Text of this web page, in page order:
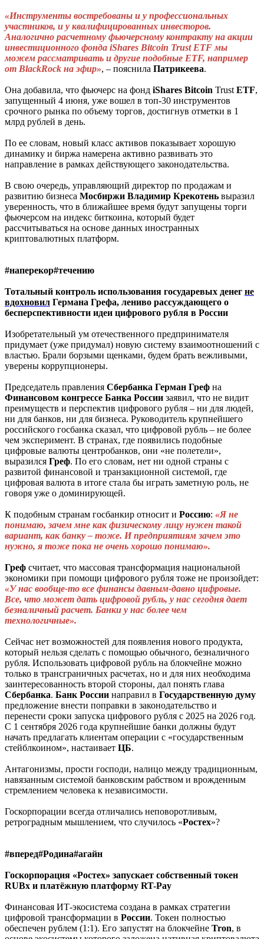
«Инструменты востребованы и у профессиональных
участников, и у квалифицированных инвесторов.
Аналогично расчетному фьючерсному контракту на акции
инвестиционного фонда iShares Bitcoin Trust ETF мы
можем рассматривать и другие подобные ETF, например
от BlackRock на эфир», – пояснила Патрикеева.
Она добавила, что фьючерс на фонд iShares Bitcoin Trust ETF,
запущенный 4 июня, уже вошел в топ-30 инструментов
срочного рынка по объему торгов, достигнув отметки в 1
млрд рублей в день.
По ее словам, новый класс активов показывает хорошую
динамику и биржа намерена активно развивать это
направление в рамках действующего законодательства.
В свою очередь, управляющий директор по продажам и
развитию бизнеса Мосбиржи Владимир Крекотень выразил
уверенность, что в ближайшее время будут запущены торги
фьючерсом на индекс биткоина, который будет
рассчитываться на основе данных иностранных
криптовалютных платформ.
#наперекор#течению
Тотальный контроль использования государевых денег не
вдохновил Германа Грефа, лениво рассуждающего о
бесперспективности идеи цифрового рубля в России
Изобретательный ум отечественного предпринимателя
придумает (уже придумал) новую систему взаимоотношений с
властью. Брали борзыми щенками, будем брать вежливыми,
уверены коррупционеры.
Председатель правления Сбербанка Герман Греф на
Финансовом конгрессе Банка России заявил, что не видит
преимуществ и перспектив цифрового рубля – ни для людей,
ни для банков, ни для бизнеса. Руководитель крупнейшего
российского госбанка сказал, что цифровой рубль – не более
чем эксперимент. В странах, где появились подобные
цифровые валюты центробанков, они «не полетели»,
выразился Греф. По его словам, нет ни одной страны с
развитой финансовой и транзакционной системой, где
цифровая валюта в итоге стала бы играть заметную роль, не
говоря уже о доминирующей.
К подобным странам госбанкир относит и Россию: «Я не
понимаю, зачем мне как физическому лицу нужен такой
вариант, как банку – тоже. И предприятиям зачем это
нужно, я тоже пока не очень хорошо понимаю».
Греф считает, что массовая трансформация национальной
экономики при помощи цифрового рубля тоже не произойдет:
«У нас вообще-то все финансы давным-давно цифровые.
Все, что может дать цифровой рубль, у нас сегодня дает
безналичный расчет. Банки у нас более чем
технологичные».
Сейчас нет возможностей для появления нового продукта,
который нельзя сделать с помощью обычного, безналичного
рубля. Использовать цифровой рубль на блокчейне можно
только в трансграничных расчетах, но и для них необходима
заинтересованность второй стороны, дал понять глава
Сбербанка. Банк России направил в Государственную думу
предложение внести поправки в законодательство и
перенести сроки запуска цифрового рубля с 2025 на 2026 год.
С 1 сентября 2026 года крупнейшие банки должны будут
начать предлагать клиентам операции с «государственным
стейблкоином», настаивает ЦБ.
Антагонизмы, прости господи, налицо между традиционным,
навязанным системой банковским рабством и врожденным
стремлением человека к независимости.
Госкорпорации всегда отличались неповоротливым,
ретроградным мышлением, что случилось «Ростех»?
#вперед#Родина#агайн
Госкорпорация «Ростех» запускает собственный токен
RUBx и платёжную платформу RT-Pay
Финансовая ИТ-экосистема создана в рамках стратегии
цифровой трансформации в России. Токен полностью
обеспечен рублем (1:1). Его запустят на блокчейне Tron, в